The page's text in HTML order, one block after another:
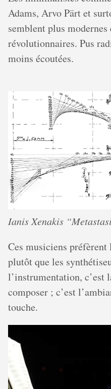
Adams, Arvo Pärt et
semblent plus
révolutionnaires. Pus
moins écoutées.
Ianis Xenakis
Ces musiciens
plutôt que les
l’instrumentation, c’est
composer ; c’est
touche.